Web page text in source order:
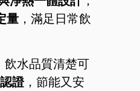
量 ，滿足日常飲
飲水品質清楚可
證，節能又安